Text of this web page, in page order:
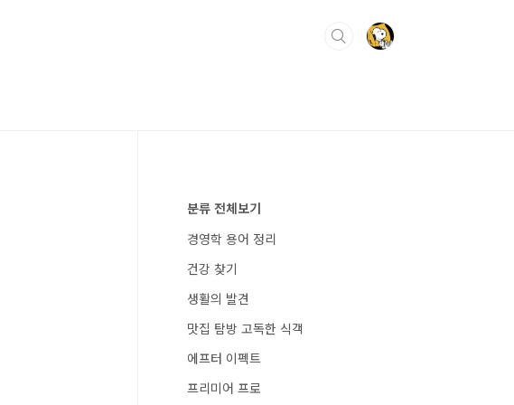
분류 전체보기
경영학 용어 정리
건강 찾기
생활의 발견
맛집 탐방 고독한 식객
에프터 이펙트
프리미어 프로